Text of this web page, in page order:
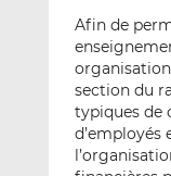
Afin de
section du
typiques de